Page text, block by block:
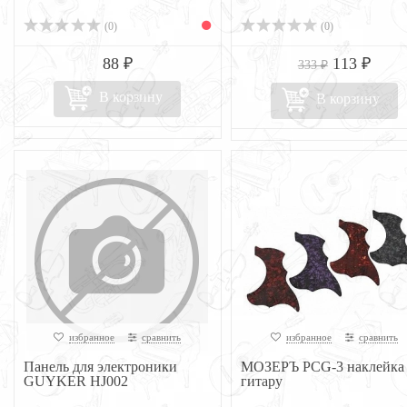
(0)
88 ₽
В корзину
(0)
333 ₽ 113 ₽
В корзину
избранное сравнить
Панель для электроники
GUYKER HJ002
избранное сравнить
МОЗЕРЪ PCG-3 наклейка
гитару